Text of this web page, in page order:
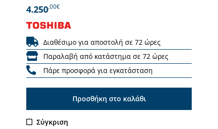
4.250,00€
Διαθέσιμο για αποστολή σε 72 ώρες
Παραλαβή από κατάστημα σε 72 ώρες
Πάρε προσφορά για εγκατάσταση
Προσθήκη στο καλάθι
Σύγκριση